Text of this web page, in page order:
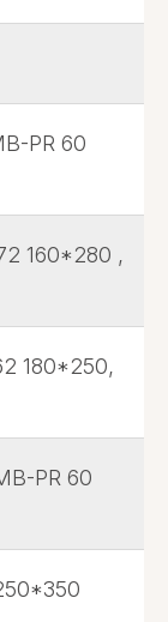
PR 60
160*280 ,
180*250,
PR 60